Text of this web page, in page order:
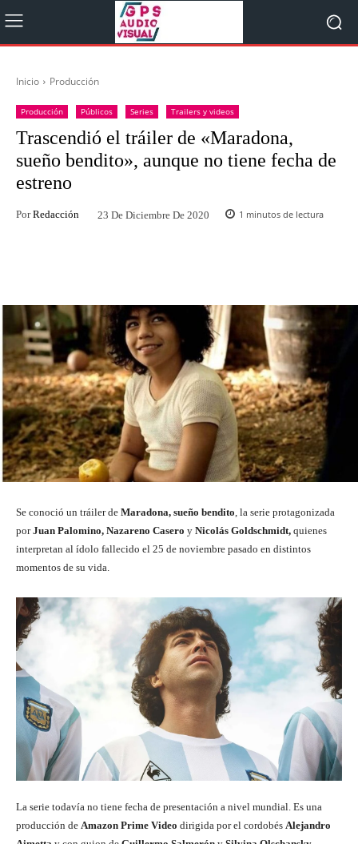
Inicio Producción
Producción Públicos Series Trailers y videos
Trascendió el tráiler de «Maradona,
sueño bendito», aunque no tiene fecha de
estreno
Por Redacción 23 De Diciembre De 2020 1 minutos de lectura
Se conoció un tráiler de Maradona, sueño bendito , la serie protagonizada
porJuan Palomino, Nazareno Casero y Nicolás Goldschmidt, quienes
interpretan al ídolo fallecido el 25 de noviembre pasado en distintos
momentos de su vida.
La serie todavía no tiene fecha de presentación a nivel mundial. Es una
producción de Amazon Prime Video dirigida por el cordobés Alejandro